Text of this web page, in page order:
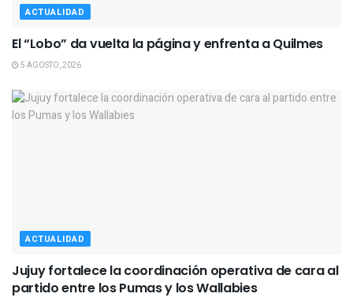
ACTUALIDAD
El “Lobo” da vuelta la página y enfrenta a Quilmes
5 AGOSTO, 2026
ACTUALIDAD
Jujuy fortalece la coordinación operativa de cara al
partido entre los Pumas y los Wallabies